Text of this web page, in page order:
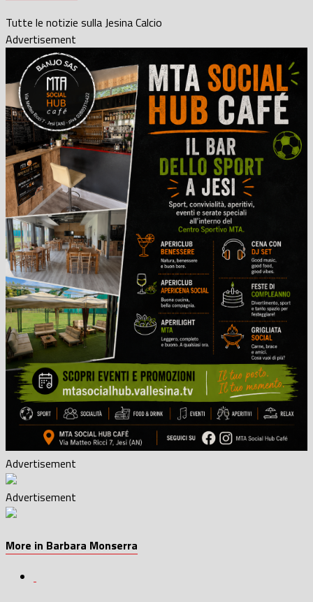
Tutte le notizie sulla Jesina Calcio
Advertisement
Advertisement
Advertisement
More in Barbara Monserra